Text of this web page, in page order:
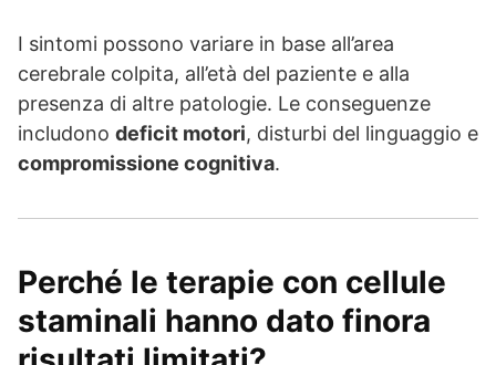
I sintomi possono variare in base all’area
cerebrale colpita, all’età del paziente e alla
presenza di altre patologie. Le conseguenze
includono deficit motori, disturbi del linguaggio e
compromissione cognitiva.
Perché le terapie con cellule
staminali hanno dato finora